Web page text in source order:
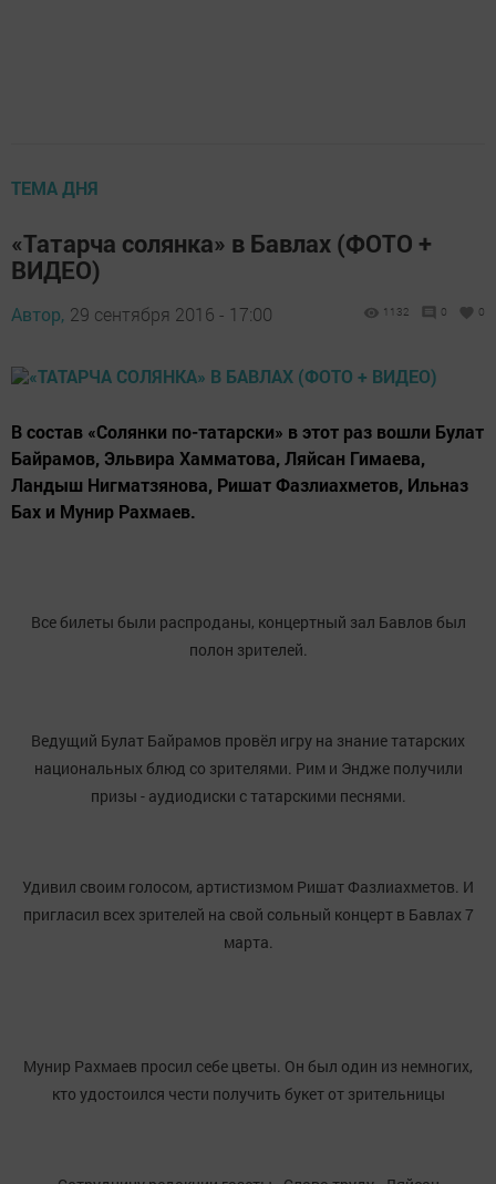
ТЕМА ДНЯ
«Татарча солянка» в Бавлах (ФОТО +
ВИДЕО)
Автор, 29 сентября 2016 - 17:00 1132 0 0
В состав «Солянки по-татарски» в этот раз вошли Булат
Байрамов, Эльвира Хамматова, Ляйсан Гимаева,
Ландыш Нигматзянова, Ришат Фазлиахметов, Ильназ
Бах и Мунир Рахмаев.
Все билеты были распроданы, концертный зал Бавлов был
полон зрителей.
Ведущий Булат Байрамов провёл игру на знание татарских
национальных блюд со зрителями. Рим и Эндже получили
призы - аудиодиски с татарскими песнями.
Удивил своим голосом, артистизмом Ришат Фазлиахметов. И
пригласил всех зрителей на свой сольный концерт в Бавлах 7
марта.
Мунир Рахмаев просил себе цветы. Он был один из немногих,
кто удостоился чести получить букет от зрительницы